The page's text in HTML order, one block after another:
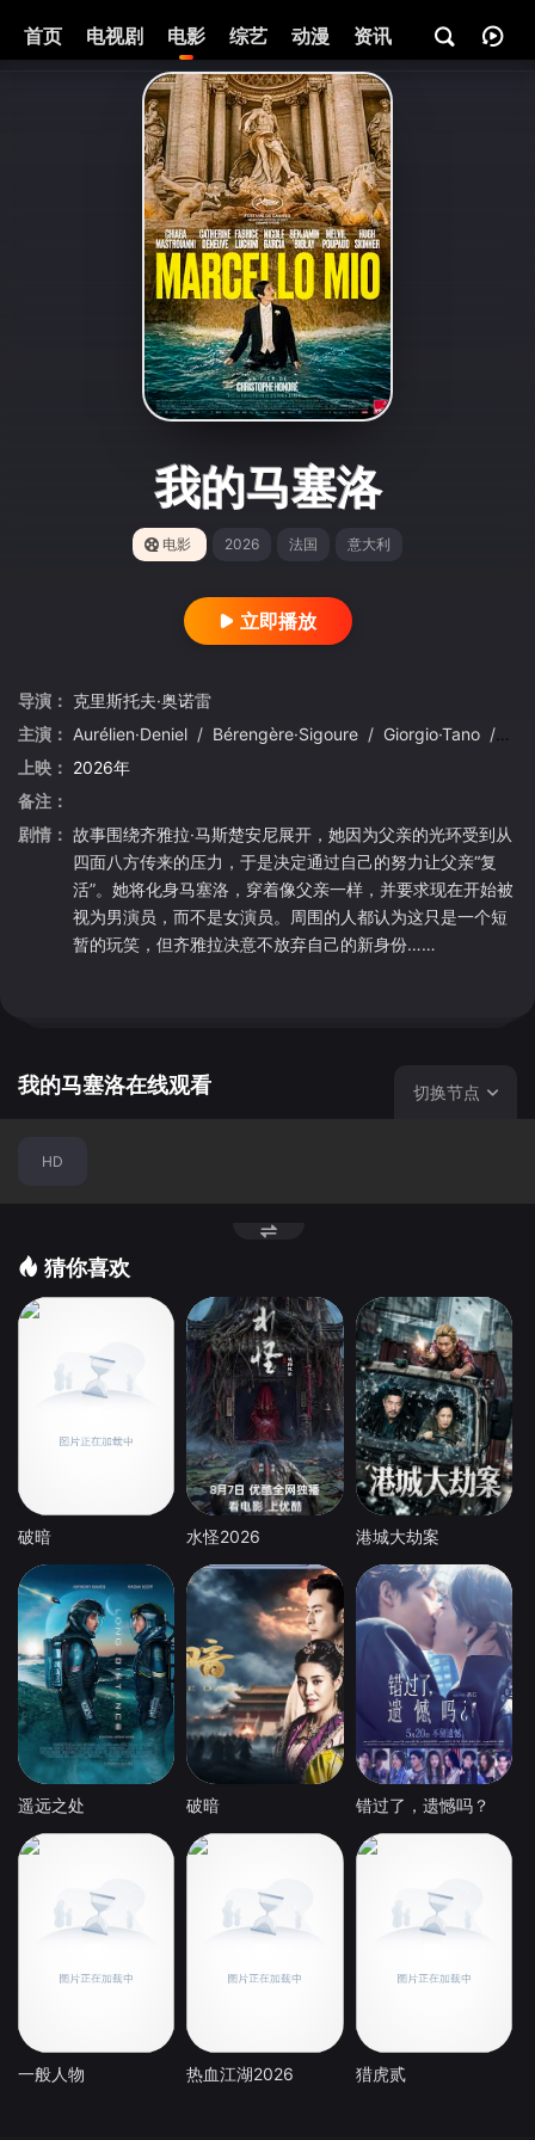
首页 电视剧 电影 综艺 动漫 资讯
我的马塞洛
电影 2026 法国 意大利
立即播放
导演： 克里斯托夫·奥诺雷
主演： Aurélien·Deniel / Bérengère·Sigoure / Giorgio·Tano /
上映： 2026年
备注：
剧情： 故事围绕齐雅拉·马斯楚安尼展开，她因为父亲的光环受到从
四面八方传来的压力，于是决定通过自己的努力让父亲“复
活”。她将化身马塞洛，穿着像父亲一样，并要求现在开始被
视为男演员，而不是女演员。周围的人都认为这只是一个短
暂的玩笑，但齐雅拉决意不放弃自己的新身份……
我的马塞洛在线观看 切换节点
HD
猜你喜欢
破暗 水怪2026 港城大劫案
遥远之处 破暗 错过了，遗憾吗？
一般人物 热血江湖2026 猎虎贰